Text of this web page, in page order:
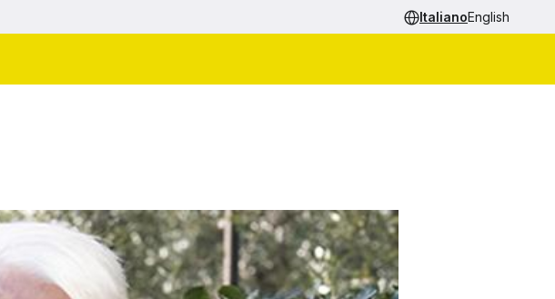
ItalianoEnglish